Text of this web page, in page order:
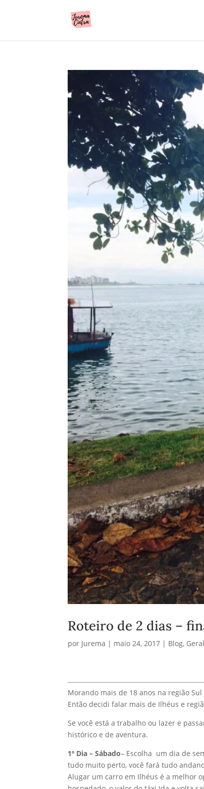
Roteiro de 2 dias –
por Jurema | maio 24, 2017 | Blog,
Morando mais de 18 anos na região
Então decidi falar mais de Ilhéus e
Se você está a trabalho ou lazer e
histórico e de aventura.
1º Dia – Sábado– Escolha um dia de
tudo muito perto, você fará tudo
Alugar um carro em Ilhéus é a melhor